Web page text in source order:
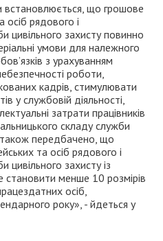
встановлюється, що грошове
осіб рядового і
цивільного захисту повинно
умови для належного
з урахуванням
роботи,
кадрів, стимулювати
у службовій діяльності,
затрати працівників
складу служби
також передбачено, що
та осіб рядового і
цивільного захисту із
становити менше 10 розмірів
осіб,
року», - йдеться у